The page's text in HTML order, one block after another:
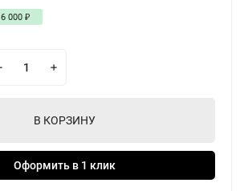
6 000 ₽
В КОРЗИНУ
Оформить в 1 клик